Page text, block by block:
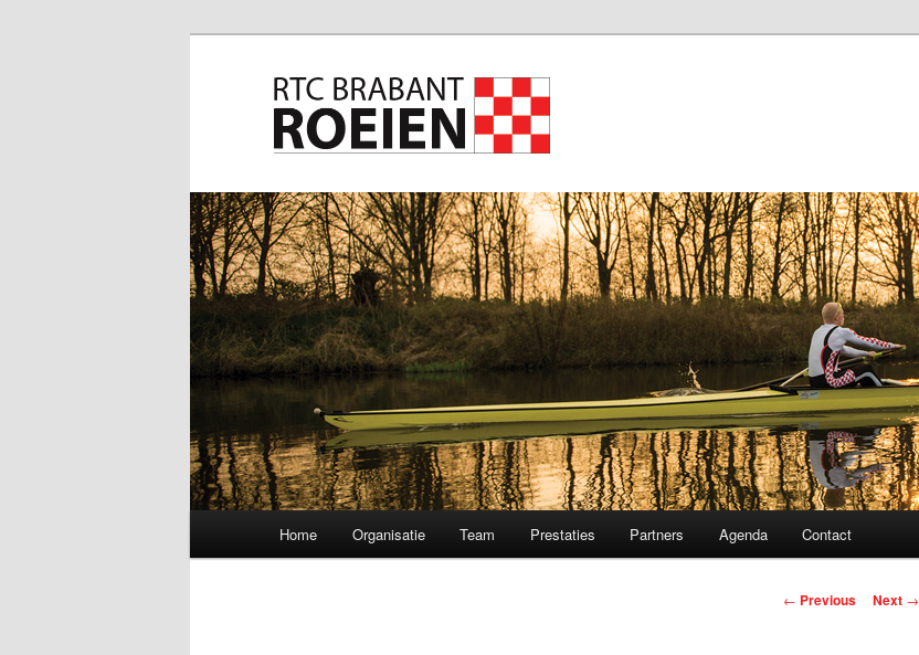
Skip to primary content
Home Organisatie Team Prestaties Partners Agenda Contact
Post navigation
← Previous Next →